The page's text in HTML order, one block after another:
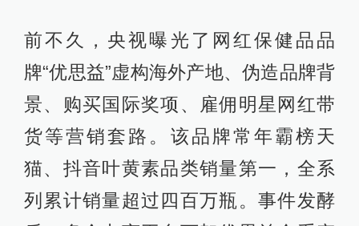
前不久，央视曝光了网红保健品品
牌“优思益”虚构海外产地、伪造品牌背
景、购买国际奖项、雇佣明星网红带
货等营销套路。该品牌常年霸榜天
猫、抖音叶黄素品类销量第一，全系
列累计销量超过四百万瓶。事件发酵